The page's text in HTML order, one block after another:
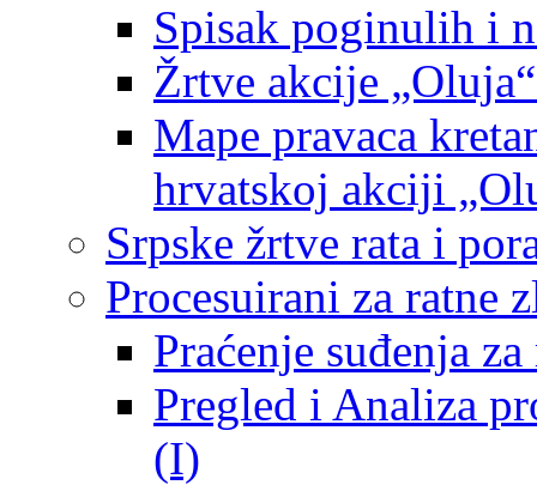
Spisak poginulih i
Žrtve akcije
Mape pravaca
hrvatskoj akciji
Srpske žrtve rata i
Procesuirani za ratne
Praćenje suđenja
Pregled i Analiza
(I)